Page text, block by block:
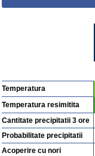
Temperatura
Temperatura resimitita
Cantitate precipitatii 3 ore
Probabilitate precipitatii
Acoperire cu nori